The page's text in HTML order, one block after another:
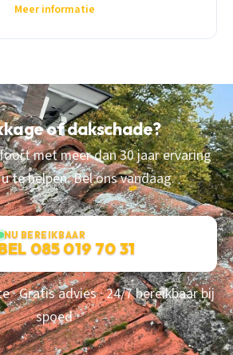
Meer informatie
of dakschade?
met meer dan 30 jaar ervaring
te helpen. Bel ons vandaag.
NU BEREIKBAAR
085 019 70 31
· Gratis advies · 24/7 bereikbaar bij
spoed